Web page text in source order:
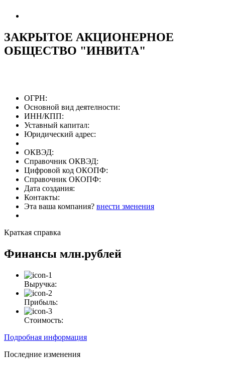
ЗАКРЫТОЕ АКЦИОНЕРНОЕ
ОБЩЕСТВО "ИНВИТА"
ОГРН:
Основной вид деятелности:
ИНН/КПП:
Уставный капитал:
Юридический адрес:
ОКВЭД:
Справочник ОКВЭД:
Цифровой код ОКОПФ:
Справочник ОКОПФ:
Дата создания:
Контакты:
Эта ваша компания? внести зменения
Краткая справка
Финансы млн.рублей
Выручка:
Прибыль:
Стоимость:
Подробная информация
Последние изменения